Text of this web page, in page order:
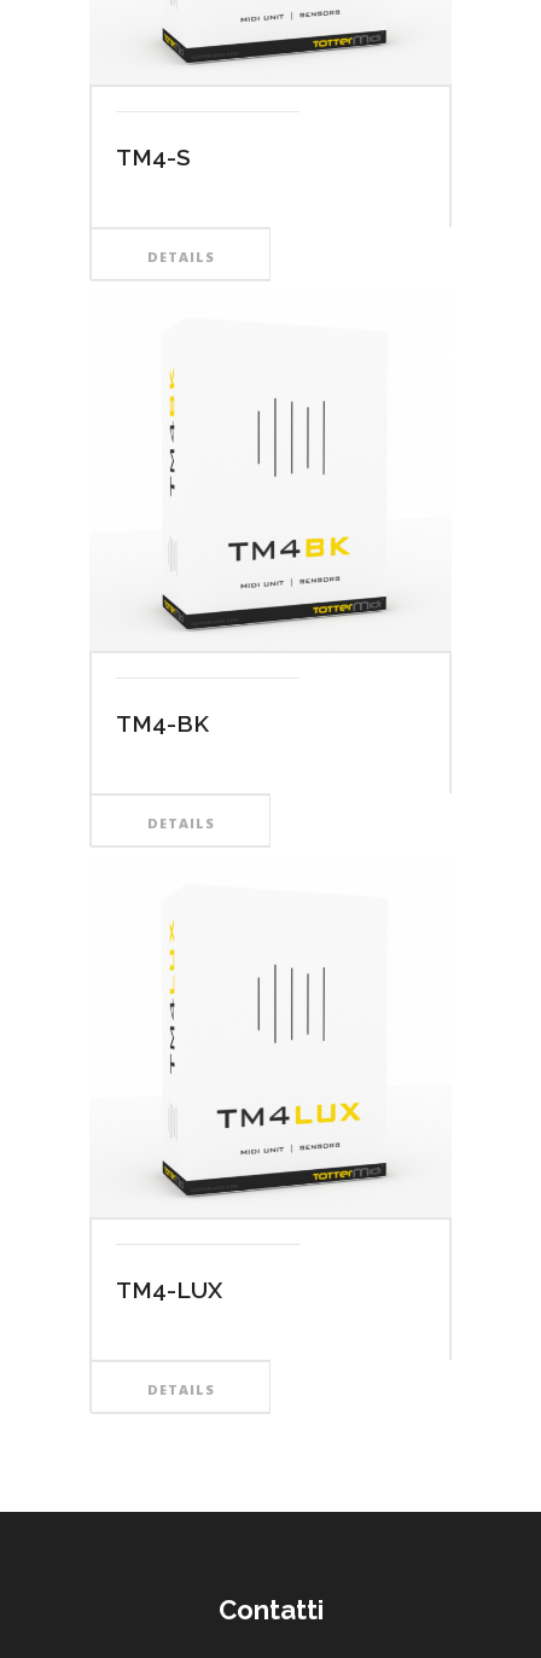
TM4-S
DETAILS
TM4-BK
DETAILS
TM4-LUX
DETAILS
Contatti